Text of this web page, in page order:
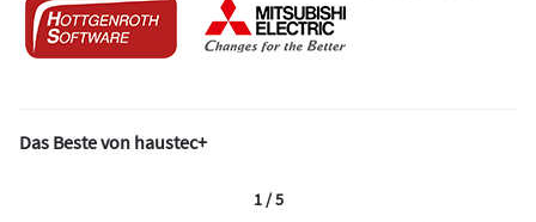
Das Beste von haustec+
1 / 5